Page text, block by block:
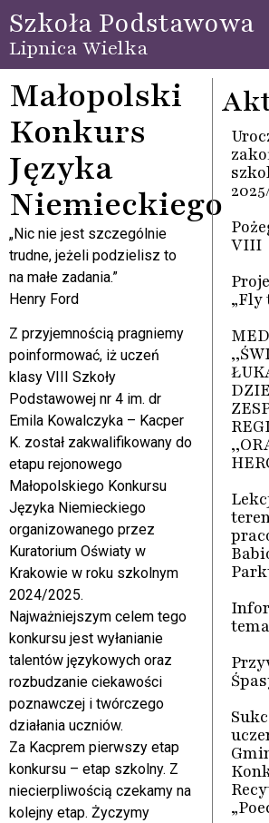
Szkoła Podstawowa
Lipnica Wielka
Małopolski
Konkurs
Języka
Niemieckiego
„Nic nie jest szczególnie
trudne, jeżeli podzielisz to
na małe zadania.”
Henry Ford
Z przyjemnością pragniemy
poinformować, iż uczeń
klasy VIII Szkoły
Podstawowej nr 4 im. dr
Emila Kowalczyka – Kacper
K. został zakwalifikowany do
etapu rejonowego
Małopolskiego Konkursu
Języka Niemieckiego
organizowanego przez
Kuratorium Oświaty w
Krakowie w roku szkolnym
2024/2025.
Najważniejszym celem tego
konkursu jest wyłanianie
talentów językowych oraz
rozbudzanie ciekawości
poznawczej i twórczego
działania uczniów.
Za Kacprem pierwszy etap
konkursu – etap szkolny. Z
niecierpliwością czekamy na
kolejny etap. Życzymy
VIII
„Fly